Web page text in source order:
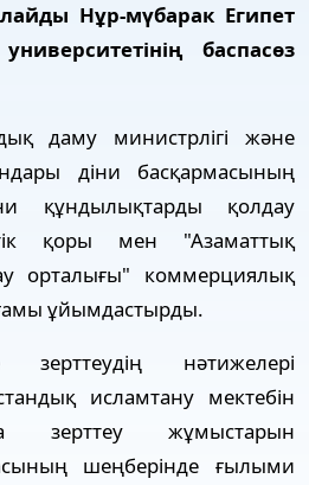
Нұр-мүбарак Египет
баспасөз
даму министрлігі және
діни басқармасының
құндылықтарды қолдау
қоры мен "Азаматтық
орталығы" коммерциялық
ұйымдастырды.
зерттеудің нәтижелері
исламтану мектебін
зерттеу жұмыстарын
шеңберінде ғылыми